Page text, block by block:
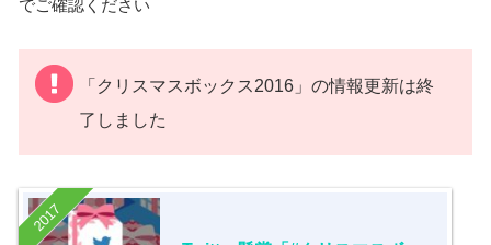
でご確認ください
「クリスマスボックス2016」の情報更新は終
了しました
2017